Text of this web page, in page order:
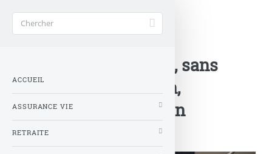
La SCPI IROKO Atlas, sans
frais de souscription,
désormais éligible en
assurance vie
ACCUEIL
ASSURANCE VIE
RETRAITE